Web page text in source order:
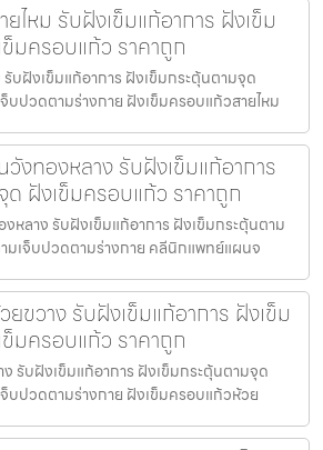
ไหม รับฝังเข็มแก้อาการ ฝังเข็ม
มครอบแก้ว ราคาถูก
บฝังเข็มแก้อาการ ฝังเข็มกระตุ้นตามจุด
จ็บปวดตามร่างกาย ฝังเข็มครอบแก้วสายไหม
งทองหลาง รับฝังเข็มแก้อาการ
ฝังเข็มครอบแก้ว ราคาถูก
ลาง รับฝังเข็มแก้อาการ ฝังเข็มกระตุ้นตาม
ามเจ็บปวดตามร่างกาย คลีนิกแพทย์แผนจ
ขวาง รับฝังเข็มแก้อาการ ฝังเข็ม
มครอบแก้ว ราคาถูก
รับฝังเข็มแก้อาการ ฝังเข็มกระตุ้นตามจุด
จ็บปวดตามร่างกาย ฝังเข็มครอบแก้วห้วย